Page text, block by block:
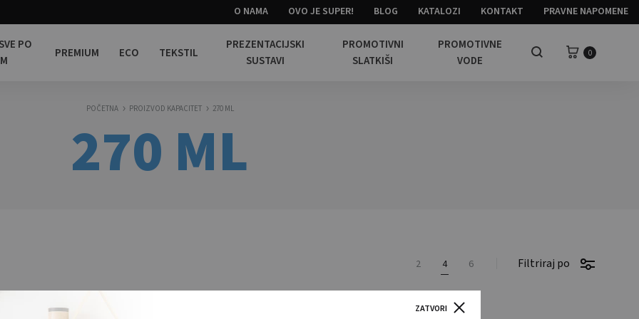
O NAMA OVO JE SUPER! BLOG KATALOZI KONTAKT PRAVNE NAPOMENE
PO
PREMIUM ECO TEKSTIL
PREZENTACIJSKI
SUSTAVI
PROMOTIVNI
SLATKIŠI
PROMOTIVNE
VODE
Pretraga
Košarica
0
270 ML
POČETNA PROIZVOD KAPACITET 270 ML
Filtriraj po
2 4 6
ZATVORI